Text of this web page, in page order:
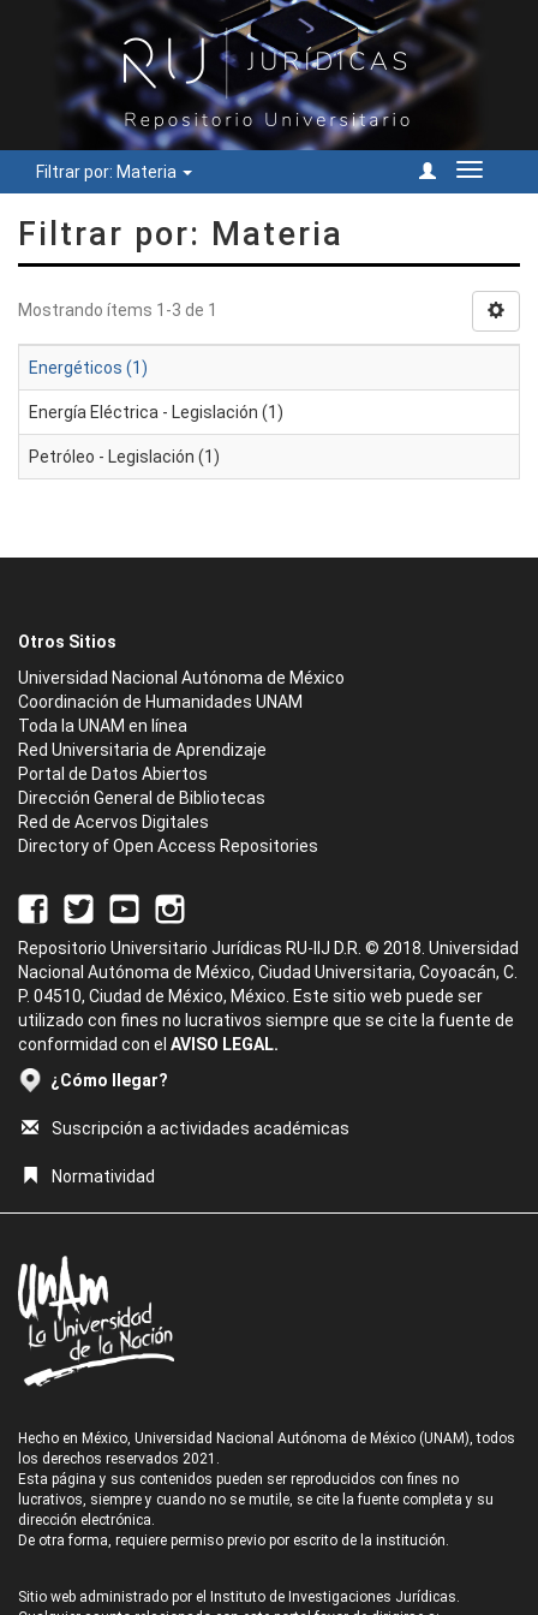
Filtrar por: Materia
Cambiar
Filtrar por: Materia
Mostrando ítems 1-3 de 1
Energéticos (1)
Energía Eléctrica - Legislación (1)
Petróleo - Legislación (1)
Otros Sitios
Universidad Nacional Autónoma de México
Coordinación de Humanidades UNAM
Toda la UNAM en línea
Red Universitaria de Aprendizaje
Portal de Datos Abiertos
Dirección General de Bibliotecas
Red de Acervos Digitales
Directory of Open Access Repositories
Repositorio Universitario Jurídicas RU-IIJ D.R. © 2018. Universidad
Nacional Autónoma de México, Ciudad Universitaria, Coyoacán, C.
P. 04510, Ciudad de México, México. Este sitio web puede ser
utilizado con fines no lucrativos siempre que se cite la fuente de
conformidad con el AVISO LEGAL.
¿Cómo llegar?
Suscripción a actividades académicas
Normatividad
Hecho en México, Universidad Nacional Autónoma de México (UNAM), todos
los derechos reservados 2021.
Esta página y sus contenidos pueden ser reproducidos con fines no
lucrativos, siempre y cuando no se mutile, se cite la fuente completa y su
dirección electrónica.
De otra forma, requiere permiso previo por escrito de la institución.
Sitio web administrado por el Instituto de Investigaciones Jurídicas.